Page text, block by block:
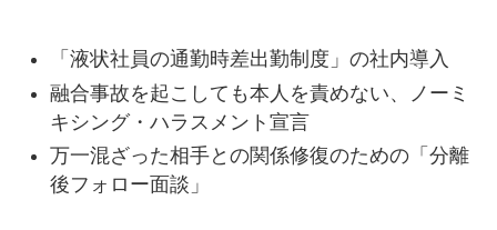
「液状社員の通勤時差出勤制度」の社内導入
融合事故を起こしても本人を責めない、ノーミ
キシング・ハラスメント宣言
万一混ざった相手との関係修復のための「分離
後フォロー面談」